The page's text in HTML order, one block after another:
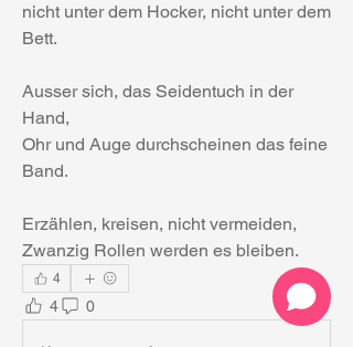
nicht unter dem Hocker, nicht unter dem
Bett.
Ausser sich, das Seidentuch in der
Hand,
Ohr und Auge durchscheinen das feine
Band.
Erzählen, kreisen, nicht vermeiden,
Zwanzig Rollen werden es bleiben.
4
4 0 111